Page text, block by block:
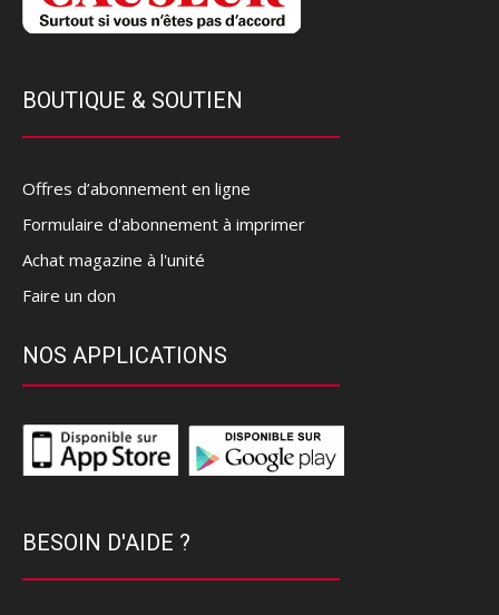
BOUTIQUE & SOUTIEN
Offres d’abonnement en ligne
Formulaire d'abonnement à imprimer
Achat magazine à l'unité
Faire un don
NOS APPLICATIONS
BESOIN D'AIDE ?